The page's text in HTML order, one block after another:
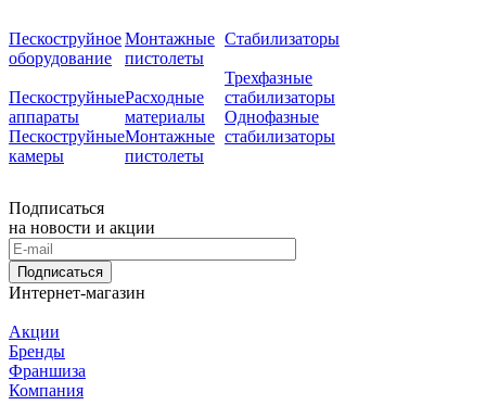
Пескоструйное
оборудование
Пескоструйные
аппараты
Пескоструйные
камеры
Монтажные
пистолеты
Расходные
материалы
Монтажные
пистолеты
Стабилизаторы
Трехфазные
стабилизаторы
Однофазные
стабилизаторы
Подписаться
на новости и акции
Подписаться
Интернет-магазин
Акции
Бренды
Франшиза
Компания